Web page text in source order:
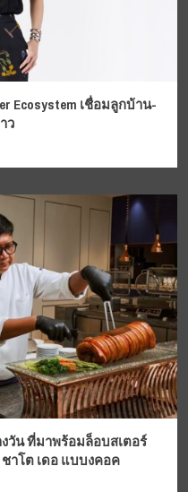
Ecosystem เชื่อมลูกบ้าน-
ว
น ที่มาพร้อมล็อบสเตอร์
าโต เดอ แบบงคอค